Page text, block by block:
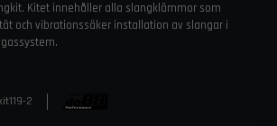
Kitet innehåller alla slangklämmor som
och vibrationssäker installation av slangar i
2